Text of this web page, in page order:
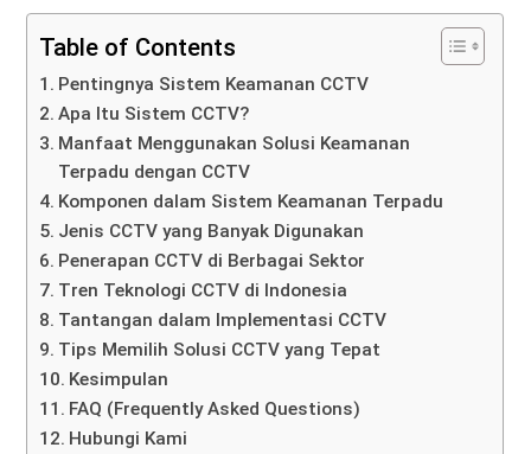
Table of Contents
Pentingnya Sistem Keamanan CCTV
Apa Itu Sistem CCTV?
Manfaat Menggunakan Solusi Keamanan
Terpadu dengan CCTV
Komponen dalam Sistem Keamanan Terpadu
Jenis CCTV yang Banyak Digunakan
Penerapan CCTV di Berbagai Sektor
Tren Teknologi CCTV di Indonesia
Tantangan dalam Implementasi CCTV
Tips Memilih Solusi CCTV yang Tepat
Kesimpulan
FAQ (Frequently Asked Questions)
Hubungi Kami